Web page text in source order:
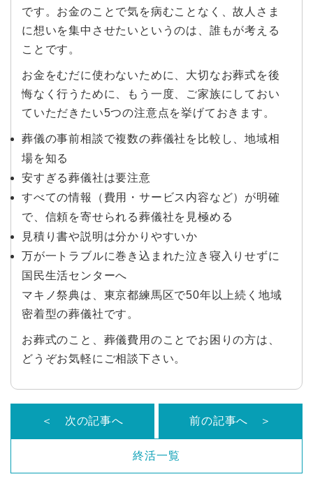
です。お金のことで気を病むことなく、故人さま
に想いを集中させたいというのは、誰もが考える
ことです。
お金をむだに使わないために、大切なお葬式を後
悔なく行うために、もう一度、ご家族にしておい
ていただきたい5つの注意点を挙げておきます。
葬儀の事前相談で複数の葬儀社を比較し、地域相
場を知る
安すぎる葬儀社は要注意
すべての情報（費用・サービス内容など）が明確
で、信頼を寄せられる葬儀社を見極める
見積り書や説明は分かりやすいか
万が一トラブルに巻き込まれた泣き寝入りせずに
国民生活センターへ
マキノ祭典は、東京都練馬区で50年以上続く地域
密着型の葬儀社です。
お葬式のこと、葬儀費用のことでお困りの方は、
どうぞお気軽にご相談下さい。
＜ 次の記事へ
終活一覧
前の記事へ ＞